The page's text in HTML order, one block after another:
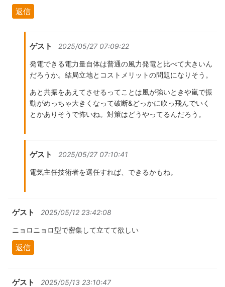
返信
ゲスト 2025/05/27 07:09:22
発電できる電力量自体は普通の風力発電と比べて大きいん
だろうか。結局立地とコストメリットの問題になりそう。
あと共振をあえてさせるってことは風が強いときや嵐で振
動がめっちゃ大きくなって破断&どっかに吹っ飛んでいく
とかありそうで怖いね。対策はどうやってるんだろう。
ゲスト 2025/05/27 07:10:41
電気主任技術者を選任すれば、できるかもね。
ゲスト 2025/05/12 23:42:08
ニョロニョロ型で密集して立てて欲しい
返信
ゲスト 2025/05/13 23:10:47